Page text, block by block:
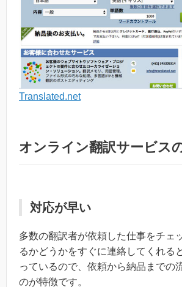
Translated.net
オンライン翻訳サービス
対応が早い
多数の翻訳者が依頼した仕事をチェ
るかどうかをすぐに連絡してくれる
っているので、依頼から納品までの
のが特徴です。